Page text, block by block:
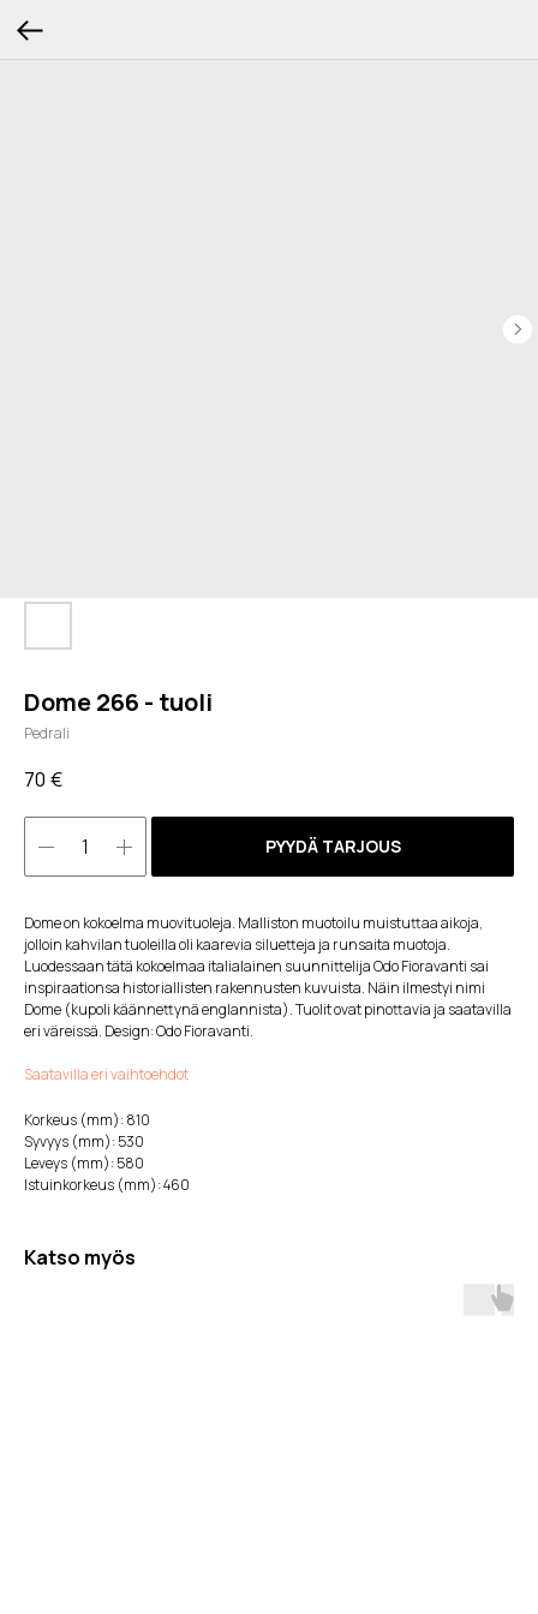
Dome 266 - tuoli
Pedrali
70 €
PYYDÄ TARJOUS
Dome on kokoelma muovituoleja. Malliston muotoilu muistuttaa aikoja,
jolloin kahvilan tuoleilla oli kaarevia siluetteja ja runsaita muotoja.
Luodessaan tätä kokoelmaa italialainen suunnittelija Odo Fioravanti sai
inspiraationsa historiallisten rakennusten kuvuista. Näin ilmestyi nimi
Dome (kupoli käännettynä englannista). Tuolit ovat pinottavia ja saatavilla
eri väreissä. Design: Odo Fioravanti.
Saatavilla eri vaihtoehdot
Korkeus (mm): 810
Syvyys (mm): 530
Leveys (mm): 580
Istuinkorkeus (mm): 460
Katso myös